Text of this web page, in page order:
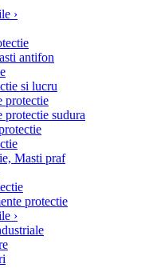
›
antifon
si lucru
protectie
protectie sudura
Masti praf
protectie
›